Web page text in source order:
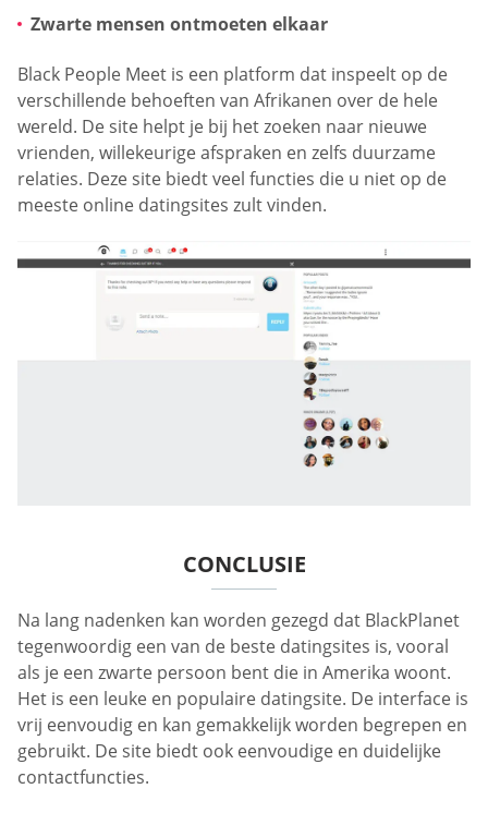
Zwarte mensen ontmoeten elkaar
Black People Meet is een platform dat inspeelt op de
verschillende behoeften van Afrikanen over de hele
wereld. De site helpt je bij het zoeken naar nieuwe
vrienden, willekeurige afspraken en zelfs duurzame
relaties. Deze site biedt veel functies die u niet op de
meeste online datingsites zult vinden.
CONCLUSIE
Na lang nadenken kan worden gezegd dat BlackPlanet
tegenwoordig een van de beste datingsites is, vooral
als je een zwarte persoon bent die in Amerika woont.
Het is een leuke en populaire datingsite. De interface is
vrij eenvoudig en kan gemakkelijk worden begrepen en
gebruikt. De site biedt ook eenvoudige en duidelijke
contactfuncties.